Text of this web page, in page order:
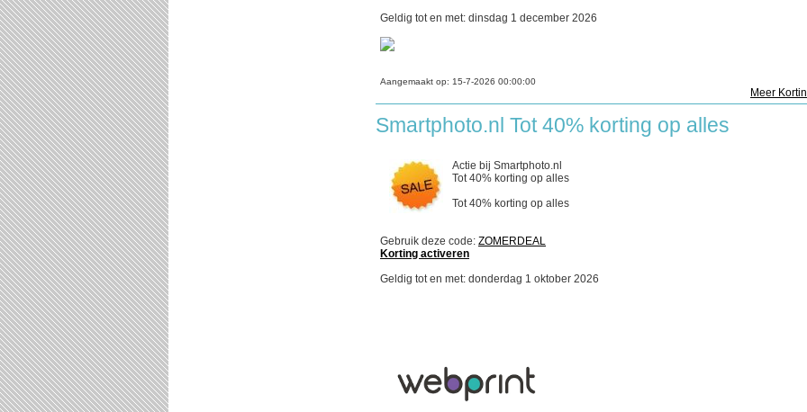
Geldig tot en met: dinsdag 1 december 2026
Aangemaakt op: 15-7-2026 00:00:00
Meer
Smartphoto.nl Tot 40% korting op alles
Actie bij Smartphoto.nl
Tot 40% korting op alles
Tot 40% korting op alles
Gebruik deze code: ZOMERDEAL
Korting activeren
Geldig tot en met: donderdag 1 oktober 2026